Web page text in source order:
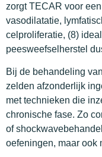
zorgt TECAR voor
vasodilatatie,
celproliferatie, (8)
peesweefselherstel
Bij de behandeling
zelden afzonderlijk
met technieken die
chronische fase. Zo
of
oefeningen, maar ook